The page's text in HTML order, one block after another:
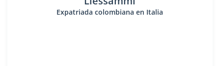
Expatriada colombiana en Italia